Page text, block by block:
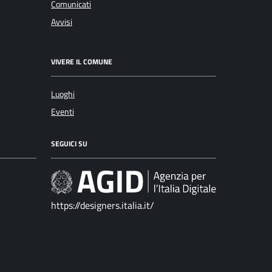
Comunicati
Avvisi
VIVERE IL COMUNE
Luoghi
Eventi
SEGUICI SU
https://designers.italia.it/